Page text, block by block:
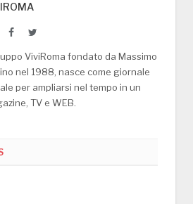
FacebookTwitter
ViviRoma fondato da Massimo
nel 1988, nasce come giornale
per ampliarsi nel tempo in un
TV e WEB.